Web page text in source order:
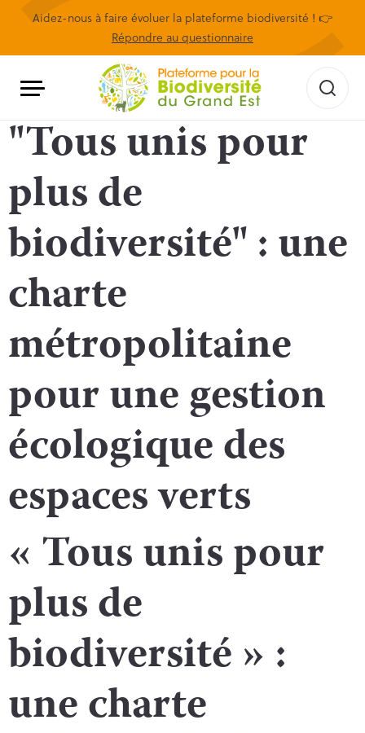
Aidez-nous à faire évoluer la plateforme biodiversité ! 👉
Répondre au questionnaire
"Tous unis pour
plus de
biodiversité" : une
charte
métropolitaine
pour une gestion
écologique des
espaces verts
« Tous unis pour
plus de
biodiversité » :
une charte